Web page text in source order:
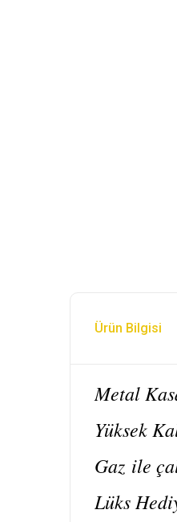
Ürün Bilgisi
Metal
Yüksek
Gaz ile
Lüks